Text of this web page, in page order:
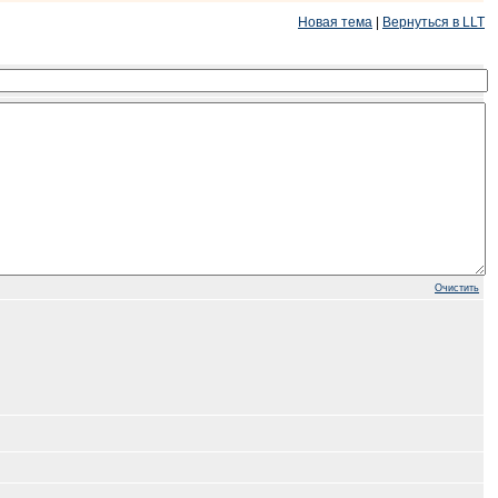
Новая тема Вернуться в LLT
Очистить